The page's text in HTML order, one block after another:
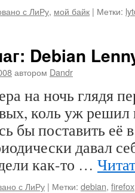
с ЛиРу, мой байк | Метки:
Debian
автором Dandr
на ночь глядя
коль уж решил
бы поставить её
давал
как-то …
с ЛиРу | Метки: debian, firefox